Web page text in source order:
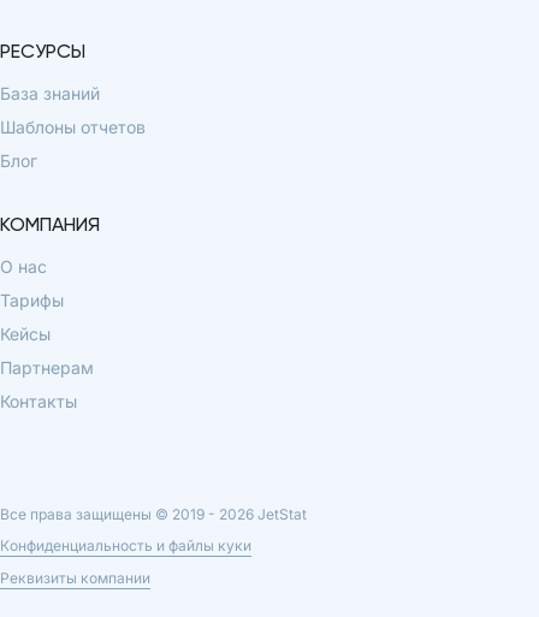
РЕСУРСЫ
База знаний
Шаблоны отчетов
Блог
КОМПАНИЯ
О нас
Тарифы
Кейсы
Партнерам
Контакты
Все права защищены © 2019 - 2026 JetStat
Конфиденциальность и файлы куки
Реквизиты компании